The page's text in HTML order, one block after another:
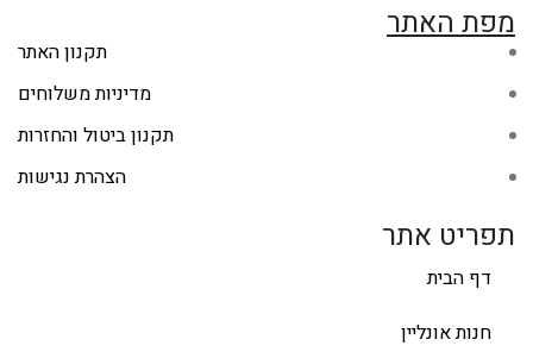
מפת האתר
תקנון האתר
מדיניות משלוחים
תקנון ביטול והחזרות
הצהרת נגישות
תפריט אתר
דף הבית
חנות אונליין